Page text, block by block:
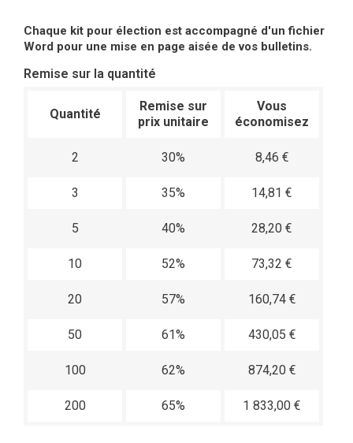
Chaque kit pour élection est accompagné d'un fichier
Word pour une mise en page aisée de vos bulletins.
Remise sur la quantité
Quantité
Remise sur
prix unitaire
Vous
économisez
2 30% 8,46 €
3 35% 14,81 €
5 40% 28,20 €
10 52% 73,32 €
20 57% 160,74 €
50 61% 430,05 €
100 62% 874,20 €
200 65% 1 833,00 €